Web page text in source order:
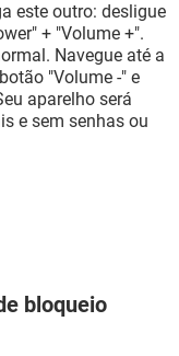
este outro: desligue
+ "Volume +".
Navegue até a
"Volume -" e
aparelho será
e sem senhas ou
bloqueio